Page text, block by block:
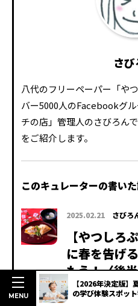
さ
八代のフリーペーパー「や
バー5000人のFacebookグ
チの店」管理人のさびろん
をご紹介します。
このキュレーターの書い
2025.02.21 さびろ
【やつしろ
に春を告げ
もう！〈後
八代に春を告げる「
度抜群
【2026年決定版】
の学び体験スポッ
MENU